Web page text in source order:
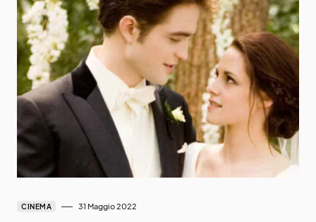
CINEMA 31 Maggio 2022